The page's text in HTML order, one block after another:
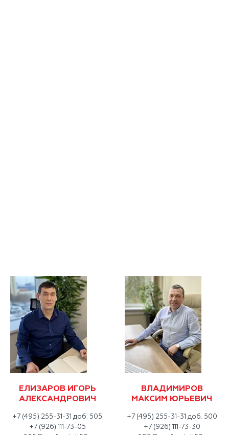
ЕЛИЗАРОВ ИГОРЬ
АЛЕКСАНДРОВИЧ
+7 (495) 255-31-31 доб. 505
+7 (926) 111-73-05
ВЛАДИМИРОВ
МАКСИМ ЮРЬЕВИЧ
+7 (495) 255-31-31 доб. 500
+7 (926) 111-73-30